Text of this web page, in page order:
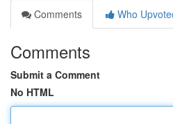
Comments
Who
Comments
Submit a Comment
No HTML